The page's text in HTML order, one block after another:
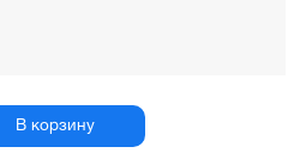
В корзину